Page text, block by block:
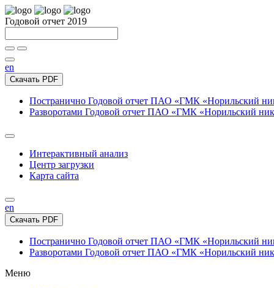
Годовой отчет 2019
en
Скачать PDF
Постранично Годовой отчет ПАО «ГМК «Норильский
Разворотами Годовой отчет ПАО «ГМК «Норильский
Интерактивный анализ
Центр загрузки
Карта сайта
en
Скачать PDF
Постранично Годовой отчет ПАО «ГМК «Норильский
Разворотами Годовой отчет ПАО «ГМК «Норильский
Меню